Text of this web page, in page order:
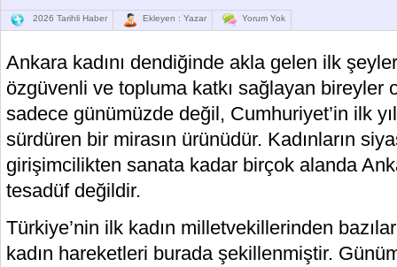
2026 Tarihli Haber Ekleyen : Yazar Yorum Yok
Ankara kadını dendiğinde akla gelen ilk
özgüvenli ve topluma katkı sağlayan bireyler
sadece günümüzde değil, Cumhuriyet’in ilk
sürdüren bir mirasın ürünüdür. Kadınların
girişimcilikten sanata kadar birçok alanda
tesadüf değildir.
Türkiye’nin ilk kadın milletvekillerinden
kadın hareketleri burada şekillenmiştir.